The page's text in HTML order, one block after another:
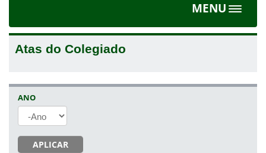
MENU
Toggle
Atas do Colegiado
ANO
APLICAR